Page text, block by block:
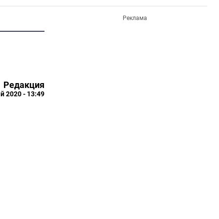
Редакция
2020 - 13:49
Реклама